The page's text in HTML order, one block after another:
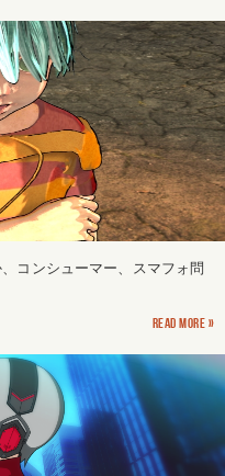
コンシューマー、スマフォ問
Read more »